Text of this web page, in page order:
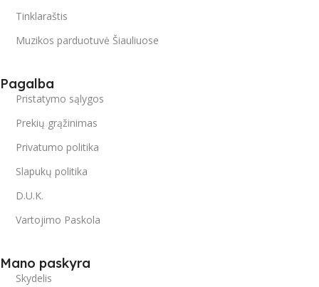
Tinklaraštis
Muzikos parduotuvė Šiauliuose
Pagalba
Pristatymo sąlygos
Prekių grąžinimas
Privatumo politika
Slapukų politika
D.U.K.
Vartojimo Paskola
Mano paskyra
Skydelis